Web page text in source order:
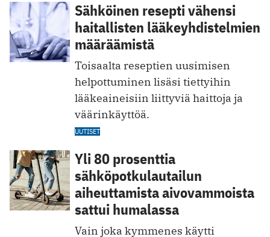
Sähköinen resepti vähensi
haitallisten lääkeyhdistelmien
määräämistä
Toisaalta reseptien uusimisen
helpottuminen lisäsi tiettyihin
lääkeaineisiin liittyviä haittoja ja
väärinkäyttöä.
UUTISET
Yli 80 prosenttia
sähköpotkulautailun
aiheuttamista aivovammoista
sattui humalassa
Vain joka kymmenes käytti